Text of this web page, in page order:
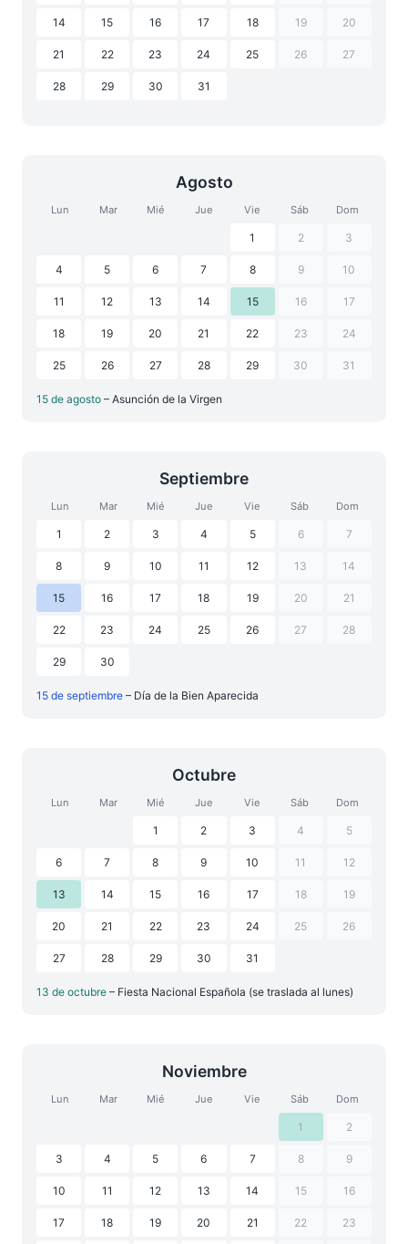
14 15 16 17 18 19 20
21 22 23 24 25 26 27
28 29 30 31
Agosto
Lun Mar Mié Jue Vie Sáb Dom
1 2 3
4 5 6 7 8 9 10
11 12 13 14 15 16 17
18 19 20 21 22 23 24
25 26 27 28 29 30 31
15 de agosto – Asunción de la Virgen
Septiembre
Lun Mar Mié Jue Vie Sáb Dom
1 2 3 4 5 6 7
8 9 10 11 12 13 14
15 16 17 18 19 20 21
22 23 24 25 26 27 28
29 30
15 de septiembre – Día de la Bien Aparecida
Octubre
Lun Mar Mié Jue Vie Sáb Dom
1 2 3 4 5
6 7 8 9 10 11 12
13 14 15 16 17 18 19
20 21 22 23 24 25 26
27 28 29 30 31
13 de octubre – Fiesta Nacional Española (se traslada al lunes)
Noviembre
Lun Mar Mié Jue Vie Sáb Dom
1 2
3 4 5 6 7 8 9
10 11 12 13 14 15 16
17 18 19 20 21 22 23